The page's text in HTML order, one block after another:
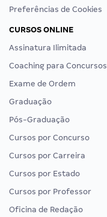
Preferências de Cookies
CURSOS ONLINE
Assinatura Ilimitada
Coaching para Concursos
Exame de Ordem
Graduação
Pós-Graduação
Cursos por Concurso
Cursos por Carreira
Cursos por Estado
Cursos por Professor
Oficina de Redação